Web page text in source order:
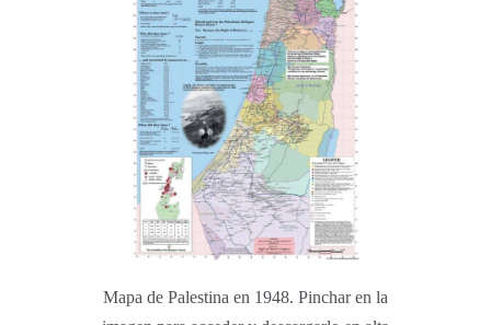
Mapa de Palestina en 1948. Pinchar en la